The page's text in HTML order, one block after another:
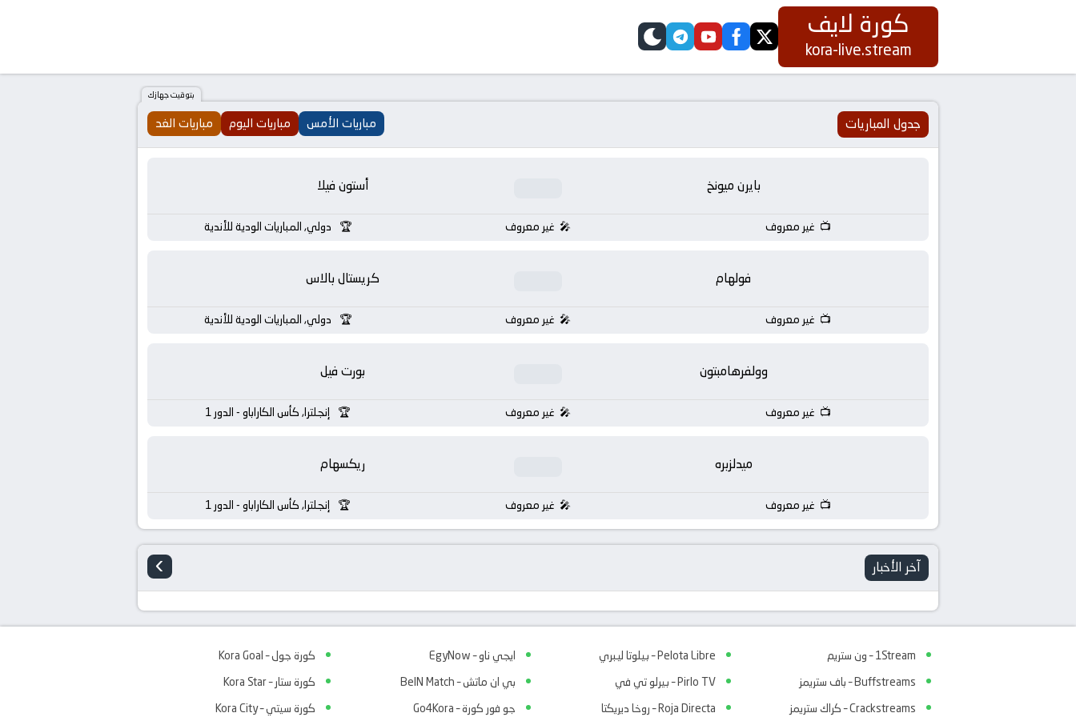
كورة
لايف
live
كورة لايف
kora-live.stream
twitter
facebook
youtube
telegram
skin
بتوقيت جهازك
جدول المباريات مباريات الأمس مباريات اليوم مباريات الغد
بايرن ميونخ أستون فيلا
غير معروف غير معروف دولي, المباريات الودية للأندية
فولهام كريستال بالاس
غير معروف غير معروف دولي, المباريات الودية للأندية
وولفرهامبتون بورت فيل
غير معروف غير معروف إنجلترا, كأس الكاراباو - الدور 1
ميدلزبره ريكسهام
غير معروف غير معروف إنجلترا, كأس الكاراباو - الدور 1
آخر الأخبار ›
1Stream – ون ستريم
Buffstreams – باف ستريمز
Crackstreams – كراك ستريمز
Pelota Libre – بيلوتا ليبري
Pirlo TV – بيرلو تي في
Roja Directa – روخا ديريكتا
ايجي ناو – EgyNow
بي ان ماتش – BeIN Match
جو فور كورة – Go4Kora
كورة جول – Kora Goal
كورة ستار – Kora Star
كورة سيتي – Kora City